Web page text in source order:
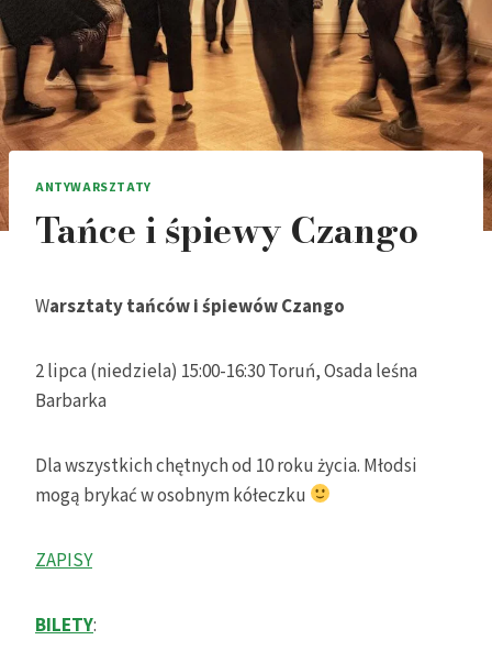
ANTYWARSZTATY
Tańce i śpiewy Czango
Warsztaty tańców i śpiewów Czango
2 lipca (niedziela) 15:00-16:30 Toruń, Osada leśna
Barbarka
Dla wszystkich chętnych od 10 roku życia. Młodsi
mogą brykać w osobnym kółeczku
ZAPISY
BILETY: